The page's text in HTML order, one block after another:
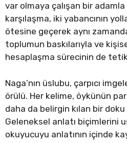
var olmaya çalışan bir adamla
karşılaşma, iki yabancının
ötesine geçerek aynı
toplumun baskılarıyla ve
hesaplaşma sürecinin de
Naga’nın üslubu, çarpıcı
örülü. Her kelime, öykünün
daha da belirgin kılan bir
Geleneksel anlatı biçimlerini
okuyucuyu anlatının içinde